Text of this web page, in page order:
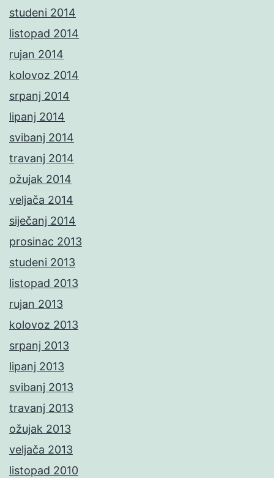
studeni 2014
listopad 2014
rujan 2014
kolovoz 2014
srpanj 2014
lipanj 2014
svibanj 2014
travanj 2014
ožujak 2014
veljača 2014
siječanj 2014
prosinac 2013
studeni 2013
listopad 2013
rujan 2013
kolovoz 2013
srpanj 2013
lipanj 2013
svibanj 2013
travanj 2013
ožujak 2013
veljača 2013
listopad 2010